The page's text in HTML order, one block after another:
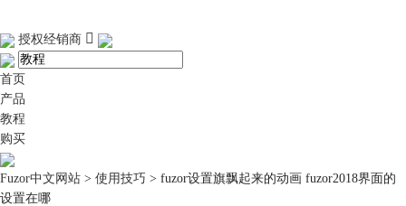
授权经销商
首页
产品
教程
购买
Fuzor中文网站 > 使用技巧 > fuzor设置旗飘起来的动画 fuzor2018界面的
设置在哪